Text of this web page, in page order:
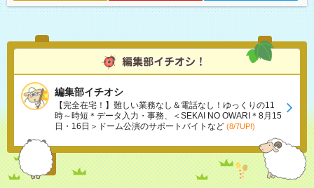
編集部イチオシ
【完全在宅！】難しい業務なし＆電話なし！ゆっくりの11
時～時短＊データ入力・事務、＜SEKAI NO OWARI＊8月15
日・16日＞ドーム公演のサポートバイトなど (8/7UP!)